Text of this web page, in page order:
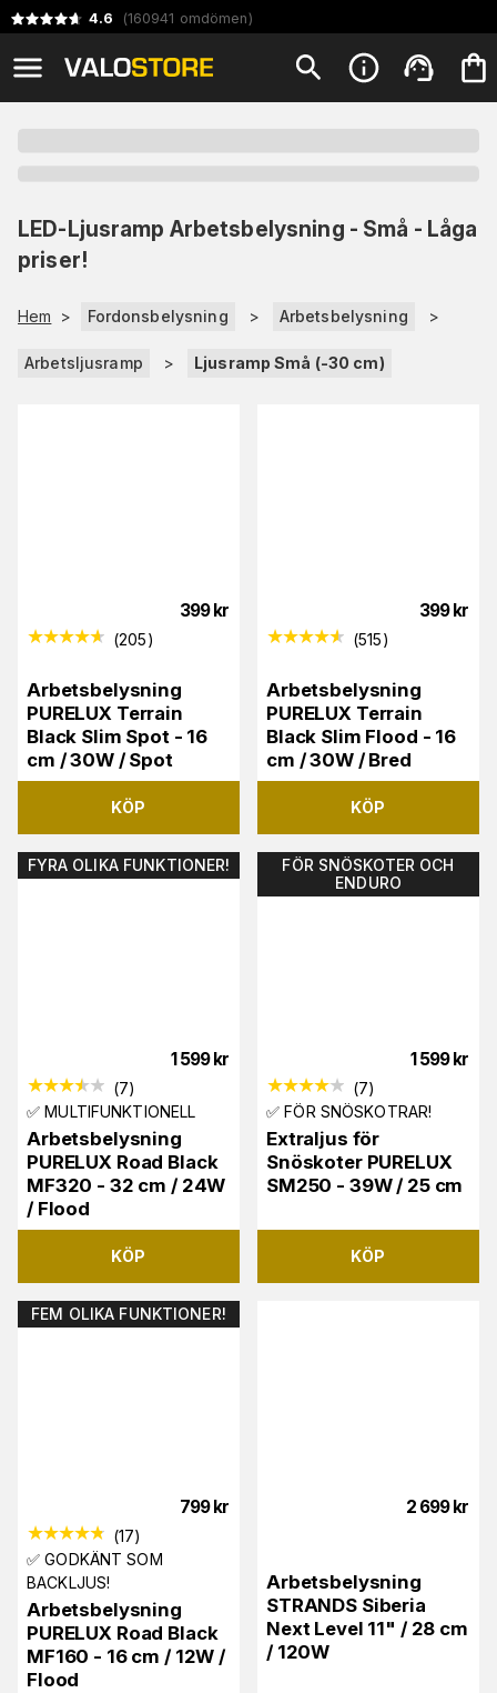
4.6 (160941 omdömen)
LED-Ljusramp Arbetsbelysning - Små - Låga
priser!
Hem > Fordonsbelysning > Arbetsbelysning >
Arbetsljusramp > Ljusramp Små (-30 cm)
399 kr
(205)
Arbetsbelysning
PURELUX Terrain
Black Slim Spot - 16
cm / 30W / Spot
KÖP
399 kr
(515)
Arbetsbelysning
PURELUX Terrain
Black Slim Flood - 16
cm / 30W / Bred
KÖP
FYRA OLIKA FUNKTIONER!
1 599 kr
(7)
✅ MULTIFUNKTIONELL
Arbetsbelysning
PURELUX Road Black
MF320 - 32 cm / 24W
/ Flood
KÖP
FÖR SNÖSKOTER OCH
ENDURO
1 599 kr
(7)
✅ FÖR SNÖSKOTRAR!
Extraljus för
Snöskoter PURELUX
SM250 - 39W / 25 cm
KÖP
FEM OLIKA FUNKTIONER!
799 kr
(17)
✅ GODKÄNT SOM
BACKLJUS!
Arbetsbelysning
PURELUX Road Black
MF160 - 16 cm / 12W /
Flood
2 699 kr
Arbetsbelysning
STRANDS Siberia
Next Level 11" / 28 cm
/ 120W